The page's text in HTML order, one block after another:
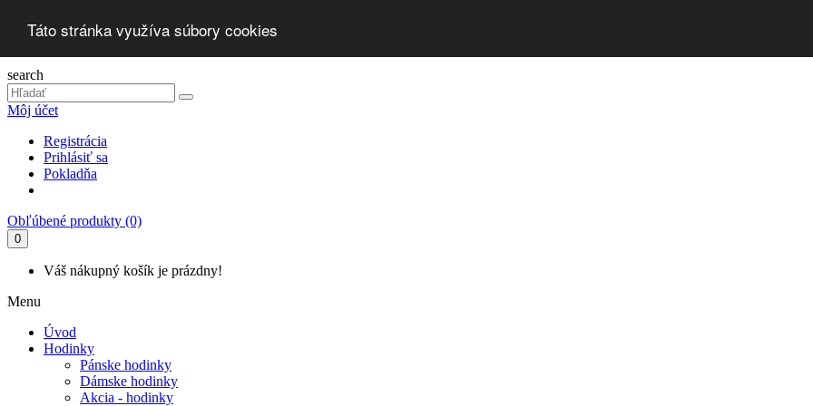
Táto stránka využíva súbory cookies
search
Môj účet
Registrácia
Prihlásiť sa
Pokladňa
Obľúbené produkty (0)
0
Váš nákupný košík je prázdny!
Menu
Úvod
Hodinky
Pánske hodinky
Dámske hodinky
Akcia - hodinky